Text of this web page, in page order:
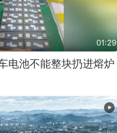
01:29
电池不能整块扔进熔炉